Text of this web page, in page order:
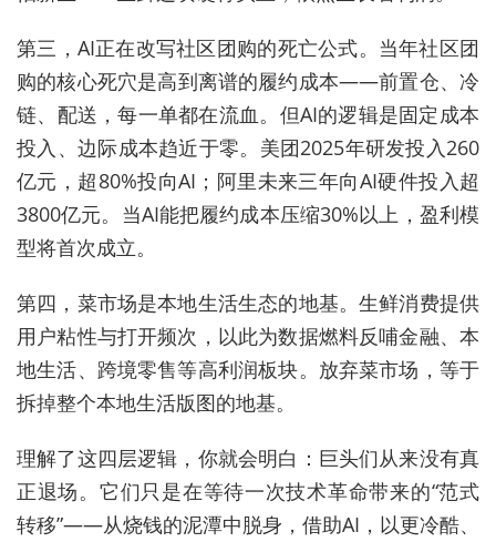
第三，AI正在改写社区团购的死亡公式。当年社区团
购的核心死穴是高到离谱的履约成本——前置仓、冷
链、配送，每一单都在流血。但AI的逻辑是固定成本
投入、边际成本趋近于零。美团2025年研发投入260
亿元，超80%投向AI；阿里未来三年向AI硬件投入超
3800亿元。当AI能把履约成本压缩30%以上，盈利模
型将首次成立。
第四，菜市场是本地生活生态的地基。生鲜消费提供
用户粘性与打开频次，以此为数据燃料反哺金融、本
地生活、跨境零售等高利润板块。放弃菜市场，等于
拆掉整个本地生活版图的地基。
理解了这四层逻辑，你就会明白：巨头们从来没有真
正退场。它们只是在等待一次技术革命带来的“范式
转移”——从烧钱的泥潭中脱身，借助AI，以更冷酷、